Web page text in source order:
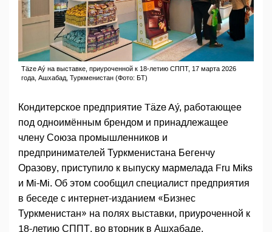
Täze Aý на выставке, приуроченной к 18-летию СППТ, 17 марта 2026
года, Ашхабад, Туркменистан (Фото: БT)
Кондитерское предприятие Täze Aý, работающее
под одноимённым брендом и принадлежащее
члену Союза промышленников и
предпринимателей Туркменистана Бегенчу
Оразову, приступило к выпуску мармелада Fru Miks
и Mi-Mi. Об этом сообщил специалист предприятия
в беседе с интернет-изданием «Бизнес
Туркменистан» на полях выставки, приуроченной к
18-летию СППТ, во вторник в Ашхабаде.